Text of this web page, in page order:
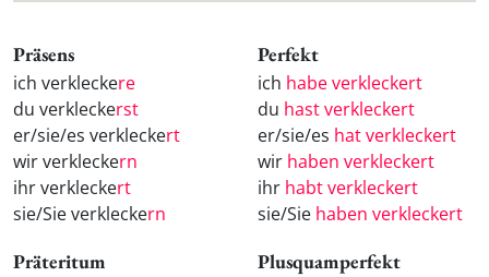
Präsens
ich verkleckere
du verkleckerst
er/sie/es verkleckert
wir verkleckern
ihr verkleckert
sie/Sie verkleckern
Perfekt
ich habe verkleckert
du hast verkleckert
er/sie/es hat verkleckert
wir haben verkleckert
ihr habt verkleckert
sie/Sie haben verkleckert
Präteritum Plusquamperfekt